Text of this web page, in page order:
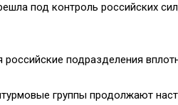
под контроль российских
российские подразделения
группы продолжают